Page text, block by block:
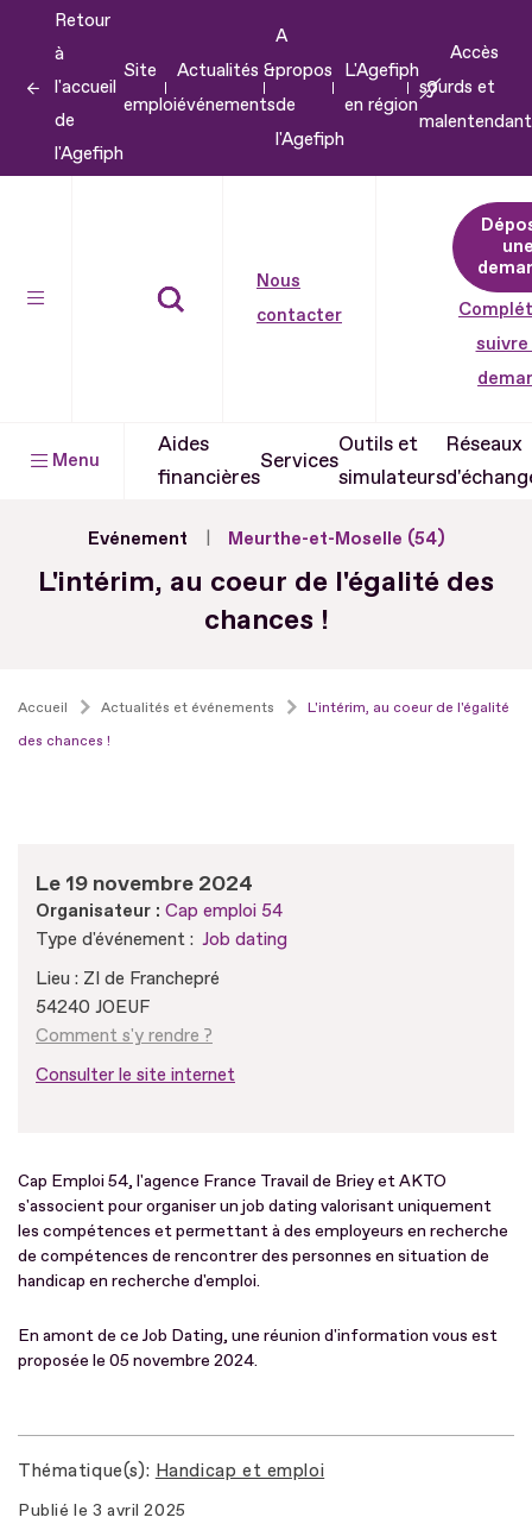
contenu
Retour
à
l'accueil
de
l'Agefiph
Site
emploi
Actualités &
événements
A
propos
de
l'Agefiph
L'Agefiph
en région
Accès
sourds et
Nous
contacter
suivre
Menu
Aides
financières
Services
Outils et
simulateurs
Réseaux
Evénement Meurthe-et-Moselle (54)
L'intérim, au coeur de l'égalité des
chances !
Accueil Actualités et événements
L'intérim, au coeur de l'égalité
des chances !
Le 19 novembre 2024
Organisateur : Cap emploi 54
Type d'événement : Job dating
Lieu : ZI de Franchepré
54240 JOEUF
Comment s'y rendre ?
Consulter le site internet
Cap Emploi 54, l'agence France Travail de Briey et AKTO
s'associent pour organiser un job dating valorisant uniquement
les compétences et permettant à des employeurs en recherche
de compétences de rencontrer des personnes en situation de
handicap en recherche d'emploi.
En amont de ce Job Dating, une réunion d'information vous est
proposée le 05 novembre 2024.
Thématique(s) Handicap et emploi
Publié le 3 avril 2025